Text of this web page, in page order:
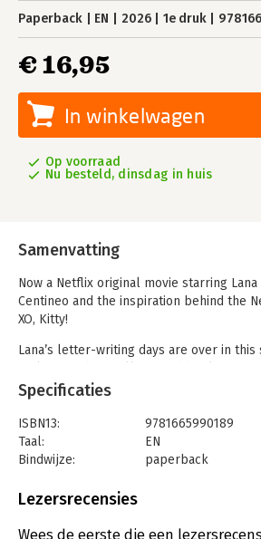
Paperback EN 2026 1e druk
€ 16,95
In winkelwagen
Op voorraad
Nu besteld, dinsdag in huis
Samenvatting
Now a Netflix original movie starring Lana
Centineo and the inspiration behind the
XO, Kitty!
Lana’s letter-writing days are over in
Loved Before series. This special
deluxe faux notebook cover and
from the author!
Lara Jean is back!
You, and everything in Lara Jean’s life is
Specificaties
ISBN13:
9781665990189
Taal:
EN
Bindwijze:
paperback
Uitgever:
Druk:
1
Lezersrecensies
Wees de eerste die een